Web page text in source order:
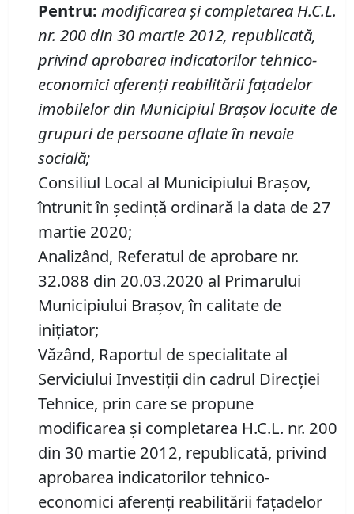
Pentru: modificarea şi completarea H.C.L.
nr. 200 din 30 martie2012, republicată,
privind aprobareaindicatorilor tehnico-
economiciaferenţi reabilitării faţadelor
imobilelor din Municipiul Braşov locuite de
grupuri de persoane aflate în nevoie
socială;
Consiliul Local al Municipiului Brașov,
întrunit în ședință ordinară la data de 27
martie 2020;
Analizând, Referatul de aprobare nr.
32.088 din 20.03.2020 al Primarului
Municipiului Braşov, în calitate de
inițiator;
Văzând, Raportul de specialitate al
Serviciului Investiții din cadrul Direcției
Tehnice, prin care se propune
modificarea şi completarea H.C.L. nr. 200
din 30 martie 2012, republicată, privind
aprobarea indicatorilor tehnico-
economici aferenţi reabilitării faţadelor